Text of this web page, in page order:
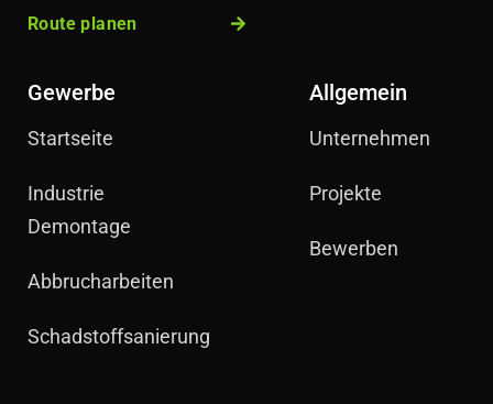
Route planen
Gewerbe
Startseite
Industrie
Demontage
Abbrucharbeiten
Schadstoffsanierung
Allgemein
Unternehmen
Projekte
Bewerben